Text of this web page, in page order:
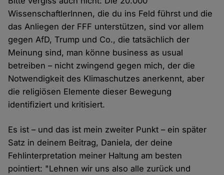
WissenschaftlerInnen, die du ins Feld führst und die
das Anliegen der FFF unterstützen, sind vor allem
gegen AfD, Trump und Co., die tatsächlich der
Meinung sind, man könne business as usual
betreiben – nicht zwingend gegen mich, der die
Notwendigkeit des Klimaschutzes anerkennt, aber
die religiösen Elemente dieser Bewegung
identifiziert und kritisiert.
Es ist – und das ist mein zweiter Punkt – ein später
Satz in deinem Beitrag, Daniela, der deine
Fehlinterpretation meiner Haltung am besten
pointiert: "Lehnen wir uns also alle zurück und